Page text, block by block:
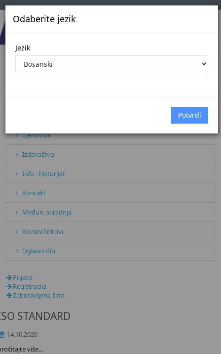
Odaberite jezik
Jezik
Blog Arhiva
Cjenovnik
Izdavaštvo
Info - historijat
Kontakt
Međun. saradnja
Korisni linkovi
Oglasni dio
Prijava
Registracija
Zaboravljena šifra
STANDARD
14.10.2020
više...